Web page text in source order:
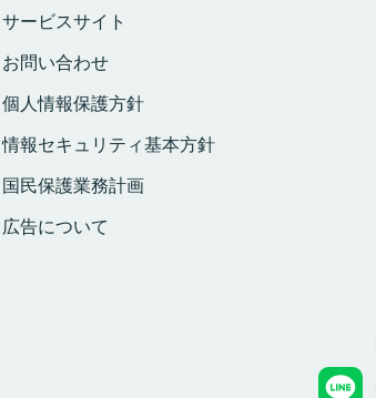
サービスサイト
お問い合わせ
個人情報保護方針
情報セキュリティ基本方針
国民保護業務計画
広告について